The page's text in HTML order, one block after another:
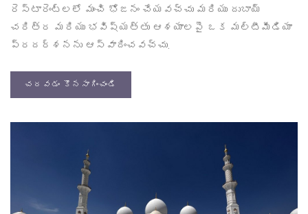
రెస్టారెంట్లలో మంచి భోజనం చేయవచ్చు మరియు దుబాయ్
చరిత్ర మరియు భవిష్యత్తు ఆశయాలపై ఒక మల్టీమీడియా
ప్రదర్శనను ఆస్వాదించవచ్చు.
చదవడం కొనసాగించండి